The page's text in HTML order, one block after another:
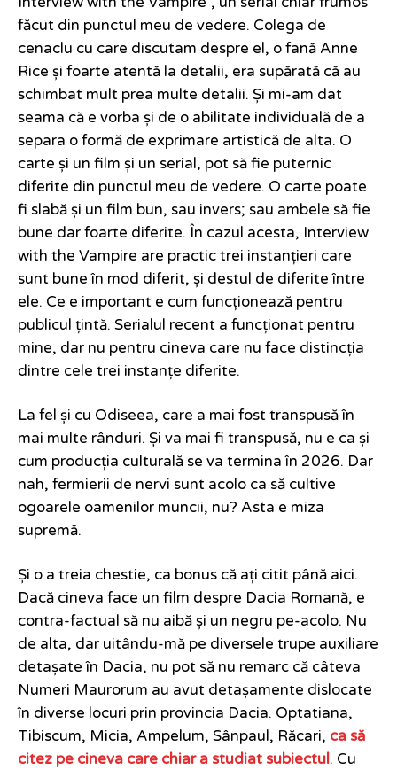
făcut din punctul meu de vedere. Colega de
cenaclu cu care discutam despre el, o fană Anne
Rice și foarte atentă la detalii, era supărată că au
schimbat mult prea multe detalii. Și mi-am dat
seama că e vorba și de o abilitate individuală de a
separa o formă de exprimare artistică de alta. O
carte și un film și un serial, pot să fie puternic
diferite din punctul meu de vedere. O carte poate
fi slabă și un film bun, sau invers; sau ambele să fie
bune dar foarte diferite. În cazul acesta, Interview
with the Vampire are practic trei instanțieri care
sunt bune în mod diferit, și destul de diferite între
ele. Ce e important e cum funcționează pentru
publicul țintă. Serialul recent a funcționat pentru
mine, dar nu pentru cineva care nu face distincția
dintre cele trei instanțe diferite.
La fel și cu Odiseea, care a mai fost transpusă în
mai multe rânduri. Și va mai fi transpusă, nu e ca și
cum producția culturală se va termina în 2026. Dar
nah, fermierii de nervi sunt acolo ca să cultive
ogoarele oamenilor muncii, nu? Asta e miza
supremă.
Și o a treia chestie, ca bonus că ați citit până aici.
Dacă cineva face un film despre Dacia Romană, e
contra-factual să nu aibă și un negru pe-acolo. Nu
de alta, dar uitându-mă pe diversele trupe auxiliare
detașate în Dacia, nu pot să nu remarc că câteva
Numeri Maurorum au avut detașamente dislocate
în diverse locuri prin provincia Dacia. Optatiana,
Tibiscum, Micia, Ampelum, Sânpaul, Răcari, ca să
citez pe cineva care chiar a studiat subiectul. Cu